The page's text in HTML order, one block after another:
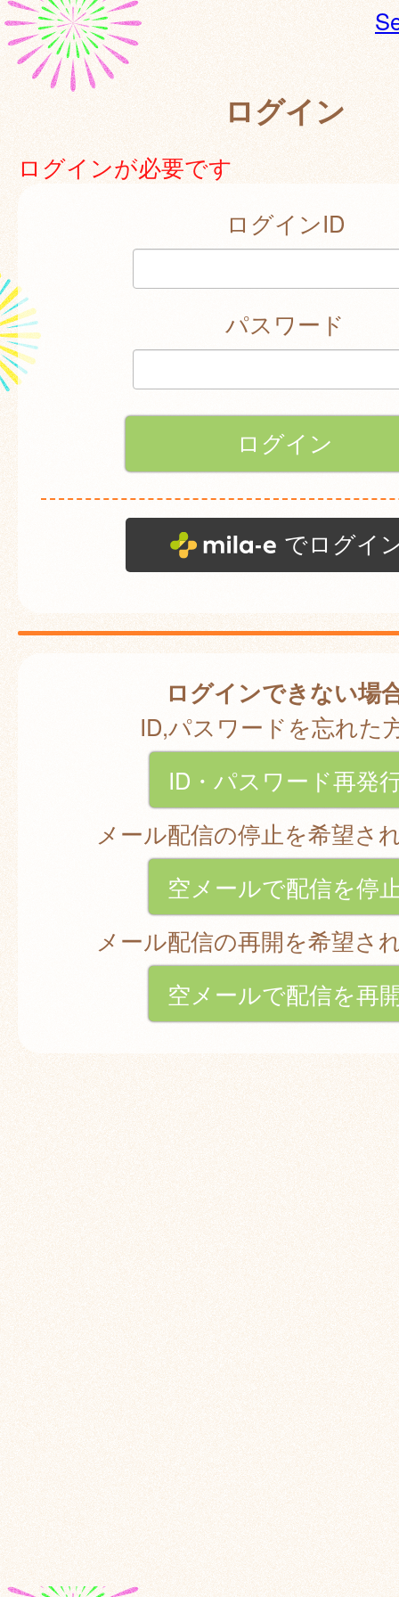
ログイン
ログインが必要です
ログインID
パスワード
でログイ
ログインできない場
ID,パスワードを忘れた
ID・パスワード再発
メール配信の停止を希望さ
空メールで配信を停
メール配信の再開を希望さ
空メールで配信を再